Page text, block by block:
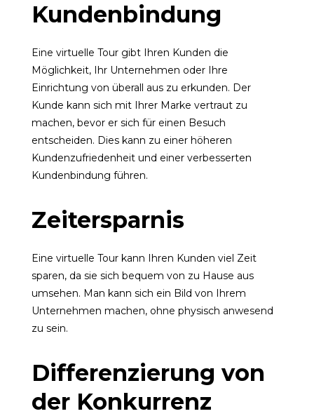
Kundenbindung
Eine virtuelle Tour gibt Ihren Kunden die
Möglichkeit, Ihr Unternehmen oder Ihre
Einrichtung von überall aus zu erkunden. Der
Kunde kann sich mit Ihrer Marke vertraut zu
machen, bevor er sich für einen Besuch
entscheiden. Dies kann zu einer höheren
Kundenzufriedenheit und einer verbesserten
Kundenbindung führen.
Zeitersparnis
Eine virtuelle Tour kann Ihren Kunden viel Zeit
sparen, da sie sich bequem von zu Hause aus
umsehen. Man kann sich ein Bild von Ihrem
Unternehmen machen, ohne physisch anwesend
zu sein.
Differenzierung von
der Konkurrenz